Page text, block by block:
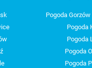
Pogoda
Pogoda
Pogoda
Pogoda
Pogoda